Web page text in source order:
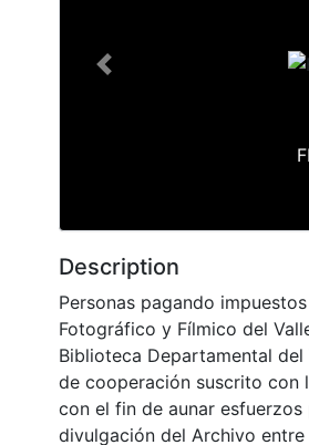
Previous
Description
Personas pagando
Fotográfico y Fílmico del
Biblioteca Departamental
de cooperación suscrito con
con el fin de aunar
divulgación del Archivo